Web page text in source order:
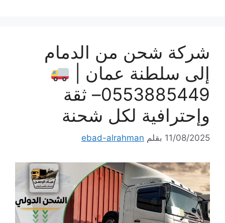
شركة شحن من الدمام
إلى سلطنة عمان |
0553885449– ثقة
وإحترافية لكل شحنة
11/08/2025 بقلم ebad-alrahman